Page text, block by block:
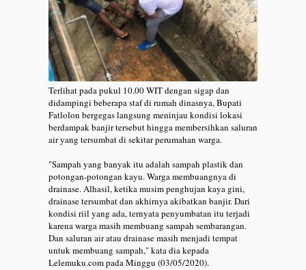
Terlihat pada pukul 10.00 WIT dengan sigap dan
didampingi beberapa staf di rumah dinasnya, Bupati
Fatlolon bergegas langsung meninjau kondisi lokasi
berdampak banjir tersebut hingga membersihkan saluran
air yang tersumbat di sekitar perumahan warga.
"Sampah yang banyak itu adalah sampah plastik dan
potongan-potongan kayu. Warga membuangnya di
drainase. Alhasil, ketika musim penghujan kaya gini,
drainase tersumbat dan akhirnya akibatkan banjir. Dari
kondisi riil yang ada, ternyata penyumbatan itu terjadi
karena warga masih membuang sampah sembarangan.
Dan saluran air atau drainase masih menjadi tempat
untuk membuang sampah," kata dia kepada
Lelemuku.com pada Minggu (03/05/2020).